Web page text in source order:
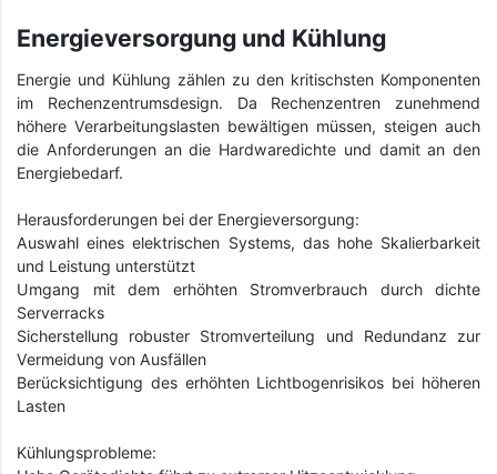
Energieversorgung und Kühlung
Energie und Kühlung zählen zu den kritischsten Komponenten
im Rechenzentrumsdesign. Da Rechenzentren zunehmend
höhere Verarbeitungslasten bewältigen müssen, steigen auch
die Anforderungen an die Hardwaredichte und damit an den
Energiebedarf.
Herausforderungen bei der Energieversorgung:
Auswahl eines elektrischen Systems, das hohe Skalierbarkeit
und Leistung unterstützt
Umgang mit dem erhöhten Stromverbrauch durch dichte
Serverracks
Sicherstellung robuster Stromverteilung und Redundanz zur
Vermeidung von Ausfällen
Berücksichtigung des erhöhten Lichtbogenrisikos bei höheren
Lasten
Kühlungsprobleme: